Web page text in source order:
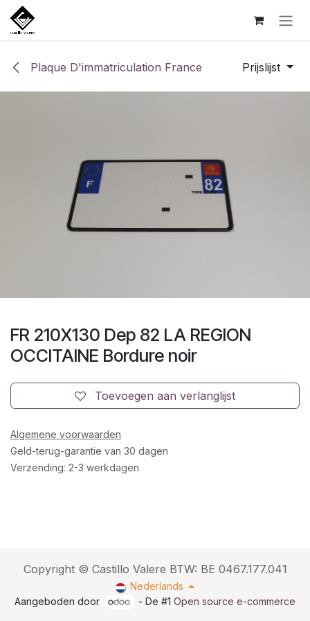
Overslaan naar inhoud
Plaque D'immatriculation France Prijslijst
FR 210X130 Dep 82 LA REGION
OCCITAINE Bordure noir
Toevoegen aan verlanglijst
Algemene voorwaarden
Geld-terug-garantie van 30 dagen
Verzending: 2-3 werkdagen
Copyright © Castillo Valere BTW: BE 0467.177.041
Nederlands
Aangeboden door
- De #1Open source e-commerce